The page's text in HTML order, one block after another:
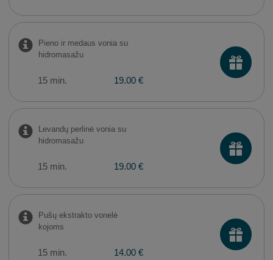
Pieno ir medaus vonia su
hidromasažu
15 min. 19.00 €
Levandų perlinė vonia su
hidromasažu
15 min. 19.00 €
Pušų ekstrakto vonelė
kojoms
15 min. 14.00 €